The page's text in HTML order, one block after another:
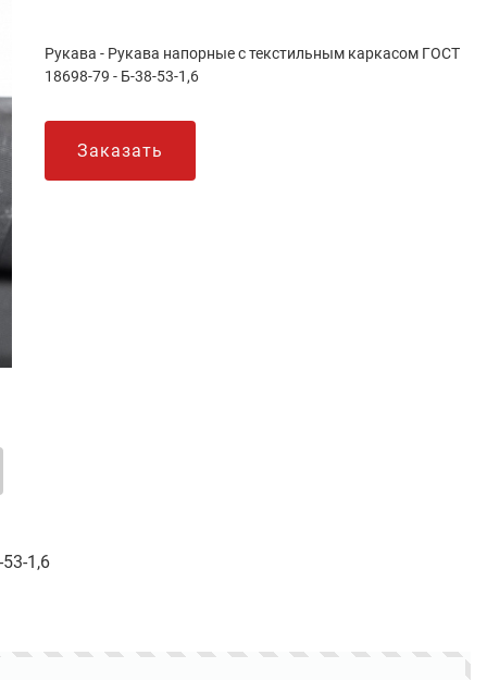
Рукава - Рукава напорные с текстильным каркасом ГОСТ
18698-79 - Б-38-53-1,6
Заказать
1,6